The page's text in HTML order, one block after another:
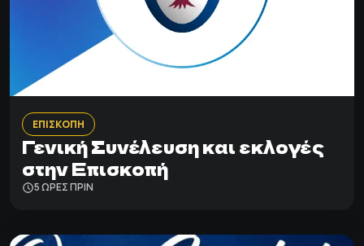
ΕΠΙΣΚΟΠΗ
Γενική Συνέλευση και εκλογές
στην Επισκοπή
5 ΩΡΕΣ ΠΡΙΝ